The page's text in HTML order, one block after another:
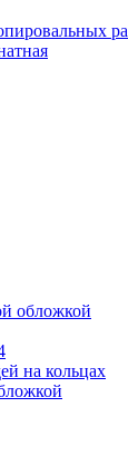
обложкой
на кольцах